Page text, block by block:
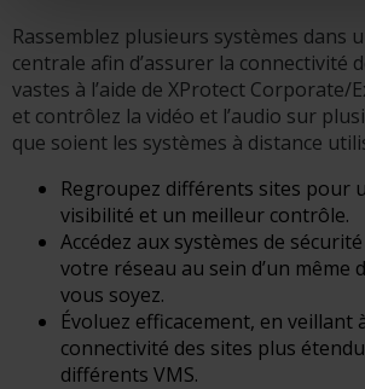
Rassemblez plusieurs systèmes dans
centrale afin d’assurer la connectivité
vastes à l’aide de XProtect Corporate/
et contrôlez la vidéo et l’audio sur
que soient les systèmes à distance
Regroupez différents sites pour
visibilité et un meilleur contrôle.
Accédez aux systèmes de
votre réseau au sein d’un même
vous soyez.
Évoluez efficacement, en veillant
connectivité des sites plus
différents VMS.